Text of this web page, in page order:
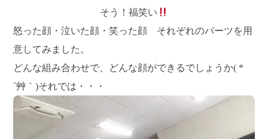
そう！福笑い
怒った顔・泣いた顔・笑った顔 それぞれのパーツを用
意してみました。
どんな組み合わせで、どんな顔ができるでしょうか( *
´艸｀)それでは・・・